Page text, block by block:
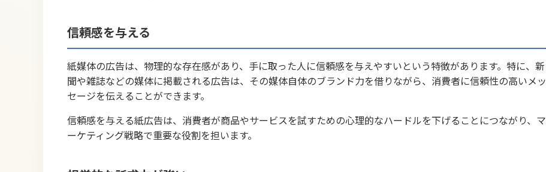
信頼感を与える
紙媒体の広告は、物理的な存在感があり、手に取った人に信頼感を与えやすいという特徴があります。特に、新
聞や雑誌などの媒体に掲載される広告は、その媒体自体のブランド力を借りながら、消費者に信頼性の高いメッ
セージを伝えることができます。
信頼感を与える紙広告は、消費者が商品やサービスを試すための心理的なハードルを下げることにつながり、マ
ーケティング戦略で重要な役割を担います。